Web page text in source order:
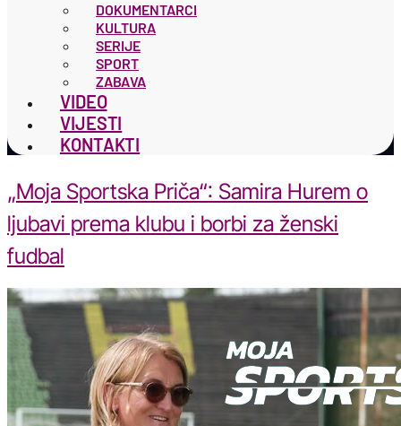
DOKUMENTARCI
KULTURA
SERIJE
SPORT
ZABAVA
VIDEO
VIJESTI
KONTAKTI
„Moja Sportska Priča“: Samira Hurem o
ljubavi prema klubu i borbi za ženski
fudbal